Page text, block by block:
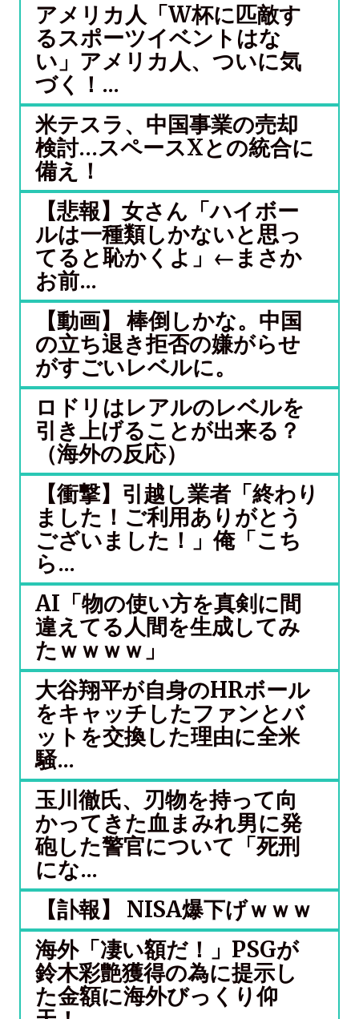
アメリカ人「W杯に匹敵す
るスポーツイベントはな
い」アメリカ人、ついに気
づく！...
米テスラ、中国事業の売却
検討…スペースXとの統合に
備え！
【悲報】女さん「ハイボー
ルは一種類しかないと思っ
てると恥かくよ」←まさか
お前...
【動画】 棒倒しかな。中国
の立ち退き拒否の嫌がらせ
がすごいレベルに。
ロドリはレアルのレベルを
引き上げることが出来る？
（海外の反応）
【衝撃】引越し業者「終わり
ました！ご利用ありがとう
ございました！」俺「こち
ら...
AI「物の使い方を真剣に間
違えてる人間を生成してみ
たｗｗｗｗ」
大谷翔平が自身のHRボール
をキャッチしたファンとバ
ットを交換した理由に全米
騒...
玉川徹氏、刃物を持って向
かってきた血まみれ男に発
砲した警官について「死刑
にな...
【訃報】 NISA爆下げｗｗｗ
海外「凄い額だ！」PSGが
鈴木彩艶獲得の為に提示し
た金額に海外びっくり仰